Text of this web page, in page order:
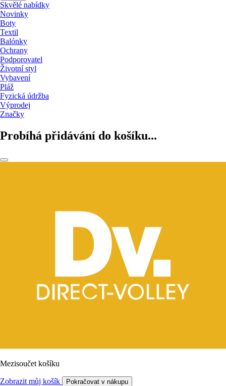
Skvělé nabídky
Novinky
Boty
Textil
Balónky
Ochrany
Podporovatel
Životní styl
Vybavení
Pláž
Fyzická údržba
Výprodej
Značky
Probíhá přidávání do košíku...
Mezisoučet košíku
Zobrazit můj košík Pokračovat v nákupu